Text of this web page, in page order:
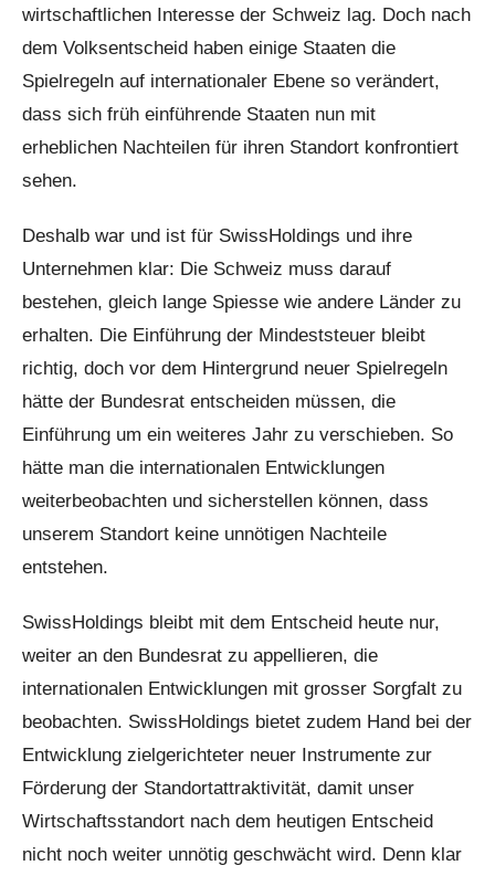
wirtschaftlichen Interesse der Schweiz lag. Doch nach
dem Volksentscheid haben einige Staaten die
Spielregeln auf internationaler Ebene so verändert,
dass sich früh einführende Staaten nun mit
erheblichen Nachteilen für ihren Standort konfrontiert
sehen.
Deshalb war und ist für SwissHoldings und ihre
Unternehmen klar: Die Schweiz muss darauf
bestehen, gleich lange Spiesse wie andere Länder zu
erhalten. Die Einführung der Mindeststeuer bleibt
richtig, doch vor dem Hintergrund neuer Spielregeln
hätte der Bundesrat entscheiden müssen, die
Einführung um ein weiteres Jahr zu verschieben. So
hätte man die internationalen Entwicklungen
weiterbeobachten und sicherstellen können, dass
unserem Standort keine unnötigen Nachteile
entstehen.
SwissHoldings bleibt mit dem Entscheid heute nur,
weiter an den Bundesrat zu appellieren, die
internationalen Entwicklungen mit grosser Sorgfalt zu
beobachten. SwissHoldings bietet zudem Hand bei der
Entwicklung zielgerichteter neuer Instrumente zur
Förderung der Standortattraktivität, damit unser
Wirtschaftsstandort nach dem heutigen Entscheid
nicht noch weiter unnötig geschwächt wird. Denn klar